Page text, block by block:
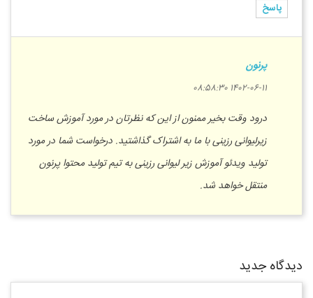
پاسخ
پرنون
1402-06-11 08:58:30
درود وقت بخیر ممنون از این که نظرتان در مورد آموزش ساخت
زیرلیوانی رزینی با ما به اشتراک گذاشتید. درخواست شما در مورد
تولید ویدئو آموزش زیر لیوانی رزینی به تیم تولید محتوا پرنون
منتقل خواهد شد.
دیدگاه جدید